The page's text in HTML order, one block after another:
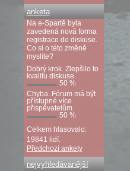
anketa
Na e-Spartě byla
zavedená nová forma
registrace do diskuse.
Co si o této změně
myslíte?
Dobrý krok. Zlepšilo to
kvalitu diskuse.
50 %
Chyba. Fórum má být
přístupné více
přispěvatelům.
50 %
Celkem hlasovalo:
19841 lidí.
Předchozí ankety
nejvyhledávanější